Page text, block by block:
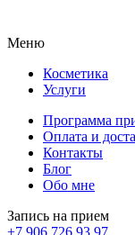
Меню
Косметика
Услуги
Программа
Оплата и
Контакты
Блог
Обо мне
Запись на прием
+7 906 726 93 97